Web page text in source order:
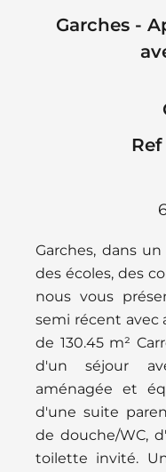
Garches -
Garches, dans
des écoles, des
nous vous
semi récent avec
de 130.45 m²
d'un séjour
aménagée et
d'une suite
de douche/WC,
toilette invité.